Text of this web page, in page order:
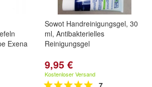
Exena
Sowot Handreinigungsgel, 30
ml, Antibakterielles
Reinigungsgel
9,95 €
Kostenloser Versand
7